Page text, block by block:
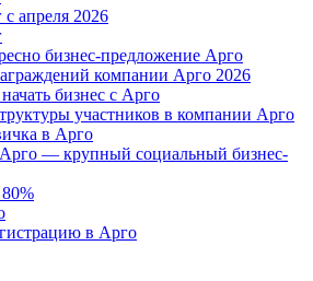
апреля 2026
бизнес-предложение Арго
компании Арго 2026
бизнес с Арго
участников в компании Арго
в Арго
— крупный социальный бизнес-
в Арго